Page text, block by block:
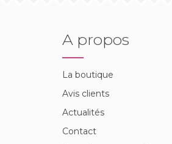
A propos
La boutique
Avis clients
Actualités
Contact